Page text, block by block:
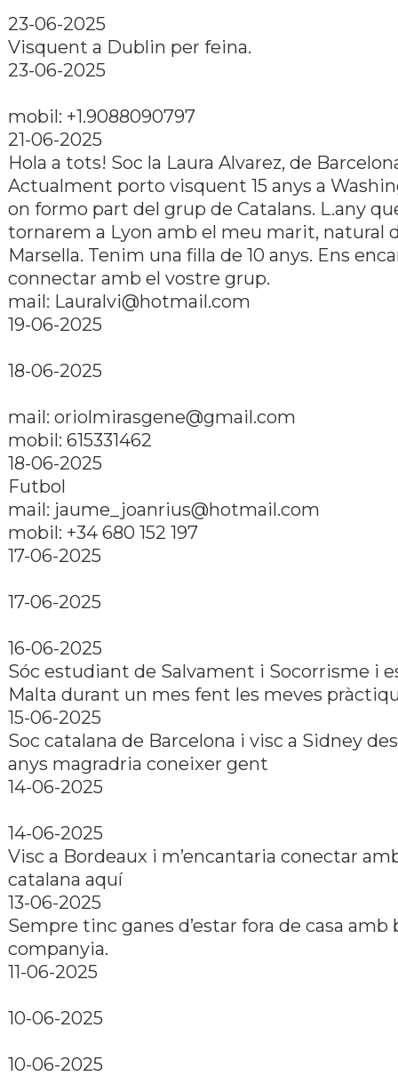
23-06-2025
Visquent a Dublin per feina.
23-06-2025
mobil: +1.9088090797
21-06-2025
Hola a tots! Soc la Laura Alvarez, de
Actualment porto visquent 15 anys a
on formo part del grup de Catalans. L.any
tornarem a Lyon amb el meu marit, natural
Marsella. Tenim una filla de 10 anys. Ens
connectar amb el vostre grup.
mail: Lauralvi@hotmail.com
19-06-2025
18-06-2025
mail: oriolmirasgene@gmail.com
mobil: 615331462
18-06-2025
Futbol
mail: jaume_joanrius@hotmail.com
mobil: +34 680 152 197
17-06-2025
17-06-2025
16-06-2025
Sóc estudiant de Salvament i Socorrisme i
Malta durant un mes fent les meves
15-06-2025
Soc catalana de Barcelona i visc a Sidney
anys magradria coneixer gent
14-06-2025
14-06-2025
Visc a Bordeaux i m’encantaria conectar
catalana aquí
13-06-2025
Sempre tinc ganes d’estar fora de casa amb
companyia.
11-06-2025
10-06-2025
10-06-2025